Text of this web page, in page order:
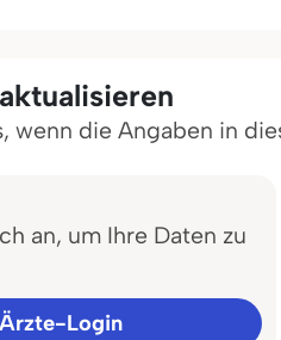
wenn die Angaben in
an, um Ihre Daten zu
Ärzte-Login